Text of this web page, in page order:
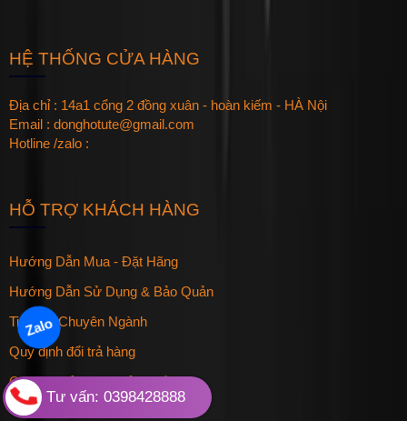
HỆ THỐNG CỬA HÀNG
Địa chỉ : 14a1 cổng 2 đồng xuân - hoàn kiếm - HÀ Nội
Email : donghotute@gmail.com
Hotline /zalo :
HỖ TRỢ KHÁCH HÀNG
Hướng Dẫn Mua - Đặt Hãng
Hướng Dẫn Sử Dụng & Bảo Quản
Tin Tức Chuyên Ngành
Quy định đổi trả hàng
Qui định bảo hành sản phẩm
Sitemap
Tư vấn: 0398428888
Zalo